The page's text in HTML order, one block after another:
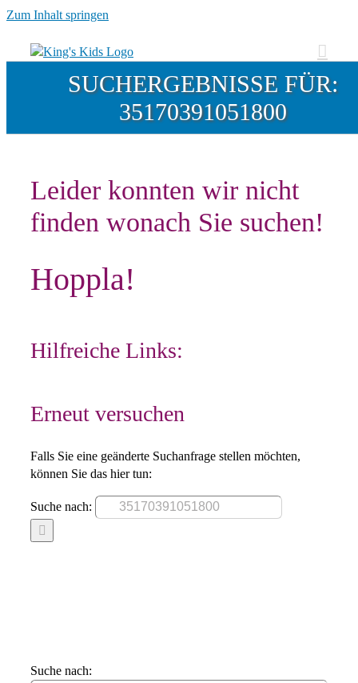
Zum Inhalt springen
SUCHERGEBNISSE FÜR:
35170391051800
Leider konnten wir nicht
finden wonach Sie suchen!
Hoppla!
Hilfreiche Links:
Erneut versuchen
Falls Sie eine geänderte Suchanfrage stellen möchten,
können Sie das hier tun:
Suche nach:
Suche nach: